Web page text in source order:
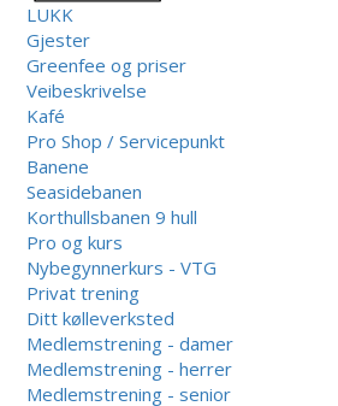
LUKK
Gjester
Greenfee og priser
Veibeskrivelse
Kafé
Pro Shop / Servicepunkt
Banene
Seasidebanen
Korthullsbanen 9 hull
Pro og kurs
Nybegynnerkurs - VTG
Privat trening
Ditt kølleverksted
Medlemstrening - damer
Medlemstrening - herrer
Medlemstrening - senior